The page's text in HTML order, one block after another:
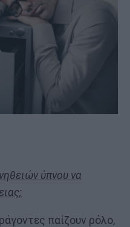
ύπνου να
παίζουν ρόλο,